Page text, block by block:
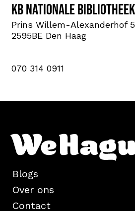
KB nationale bibliotheek
Prins Willem-Alexanderhof 5
2595BE Den Haag
070 314 0911
Blogs
Over ons
Contact